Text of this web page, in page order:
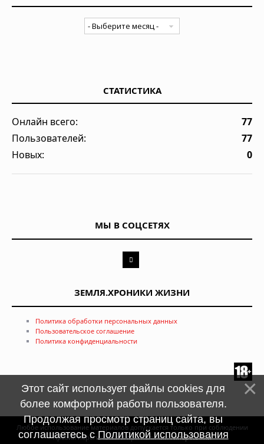
СТАТИСТИКА
Онлайн всего:
77
Пользователей:
77
Новых:
0
МЫ В СОЦСЕТЯХ
ЗЕМЛЯ.ХРОНИКИ ЖИЗНИ
Политика обработки персональных данных
Пользовательское соглашение
Политика конфиденциальности
Любое использование материалов допускается только при соблюдении
правил перепечатки и при наличиигиперссылки
Этот сайт использует файлы cookies для
более комфортной работы пользователя.
Продолжая просмотр страниц сайта, вы
соглашаетесь сПолитикой использования